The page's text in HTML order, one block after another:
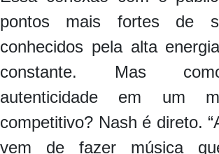
pontos mais fortes de
conhecidos pela alta
constante. Mas
autenticidade em um
competitivo? Nash é direto.
vem de fazer música